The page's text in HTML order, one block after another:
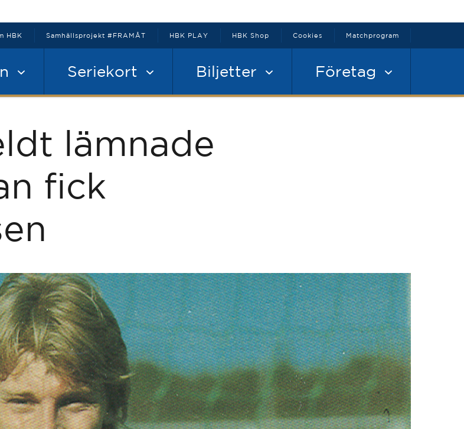
Seriekort Biljetter Företag
HBK Samhällsprojekt #FRAMÅT HBK PLAY HBK Shop Cookies Matchprogram
lämnade
fick